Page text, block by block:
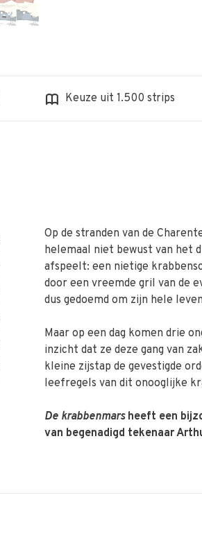
Keuze uit 1.500 strips
Op de stranden van de
helemaal niet bewust van het
afspeelt: een nietige
door een vreemde gril van de
dus gedoemd om zijn hele
Maar op een dag komen drie
inzicht dat ze deze gang van
kleine zijstap de gevestigde
leefregels van dit onooglijke
De krabbenmarsheeft een
van begenadigd tekenaar